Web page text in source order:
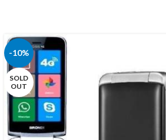
-10%
SOLD
OUT